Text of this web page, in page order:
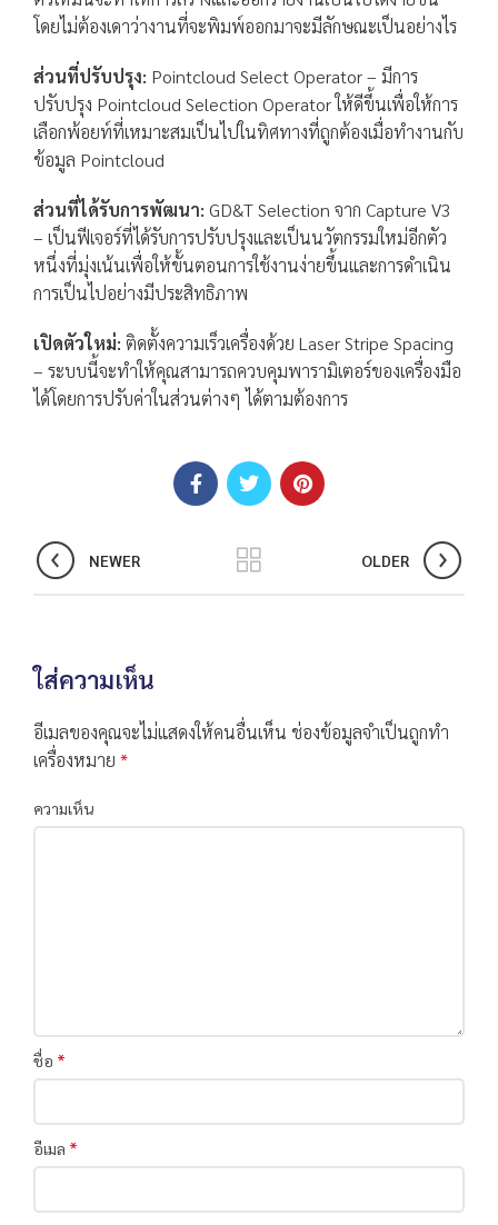
โดยไม่ต้องเดาว่างานที่จะพิมพ์ออกมาจะมีลักษณะเป็นอย่างไร
ส่วนที่ปรับปรุง: Pointcloud Select Operator – มีการ
ปรับปรุง Pointcloud Selection Operator ให้ดีขึ้นเพื่อให้การ
เลือกพ้อยท์ที่เหมาะสมเป็นไปในทิศทางที่ถูกต้องเมื่อทำงานกับ
ข้อมูล Pointcloud
ส่วนที่ได้รับการพัฒนา: GD&T Selection จาก Capture V3
– เป็นฟีเจอร์ที่ได้รับการปรับปรุงและเป็นนวัตกรรมใหม่อีกตัว
หนึ่งที่มุ่งเน้นเพื่อให้ขั้นตอนการใช้งานง่ายขึ้นและการดำเนิน
การเป็นไปอย่างมีประสิทธิภาพ
เปิดตัวใหม่: ติดตั้งความเร็วเครื่องด้วย Laser Stripe Spacing
– ระบบนี้จะทำให้คุณสามารถควบคุมพารามิเตอร์ของเครื่องมือ
ได้โดยการปรับค่าในส่วนต่างๆ ได้ตามต้องการ
NEWER OLDER
ใส่ความเห็น
อีเมลของคุณจะไม่แสดงให้คนอื่นเห็น ช่องข้อมูลจำเป็นถูกทำ
เครื่องหมาย *
ความเห็น
ชื่อ *
อีเมล *